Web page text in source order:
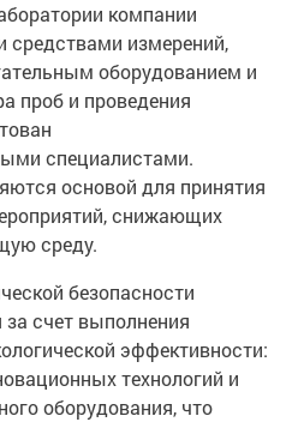
компании
измерений,
оборудованием и
проб и проведения
специалистами.
основой для принятия
снижающих
среду.
безопасности
за счет выполнения
эффективности:
технологий и
оборудования, что